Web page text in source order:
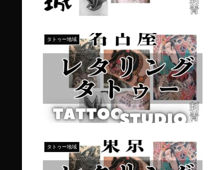
タトゥー地域
タトゥー地域